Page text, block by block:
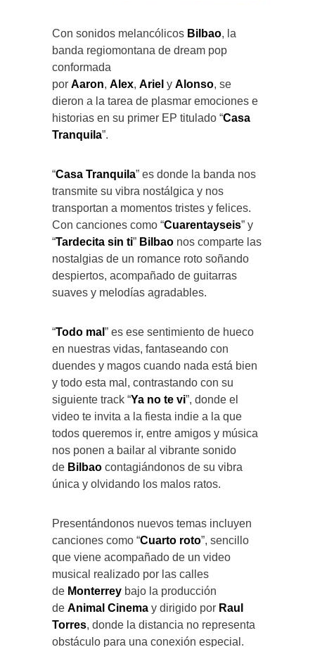
Con sonidos melancólicos Bilbao, la
banda regiomontana de dream pop
conformada
por Aaron, Alex, Ariel y Alonso, se
dieron a la tarea de plasmar emociones e
historias en su primer EP titulado “Casa
Tranquila”.
“Casa Tranquila” es donde la banda nos
transmite su vibra nostálgica y nos
transportan a momentos tristes y felices.
Con canciones como “Cuarentayseis” y
“Tardecita sin ti” Bilbao nos comparte las
nostalgias de un romance roto soñando
despiertos, acompañado de guitarras
suaves y melodías agradables.
“Todo mal ” es ese sentimiento de hueco
en nuestras vidas, fantaseando con
duendes y magos cuando nada está bien
y todo esta mal, contrastando con su
siguiente track “Ya no te vi”, donde el
video te invita a la fiesta indie a la que
todos queremos ir, entre amigos y música
nos ponen a bailar al vibrante sonido
de Bilbao contagiándonos de su vibra
única y olvidando los malos ratos.
Presentándonos nuevos temas incluyen
canciones como “Cuarto roto”, sencillo
que viene acompañado de un video
musical realizado por las calles
de Monterrey bajo la producción
de Animal Cinema y dirigido por Raul
Torres, donde la distancia no representa
obstáculo para una conexión especial.